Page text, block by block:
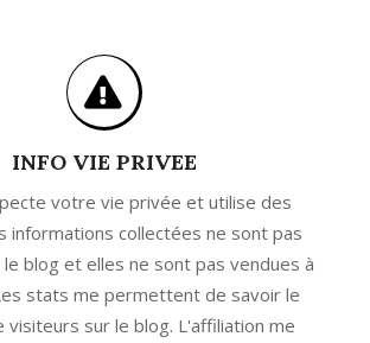
INFO VIE PRIVEE
votre vie privée et utilise des
informations collectées ne sont pas
blog et elles ne sont pas vendues à
stats me permettent de savoir le
visiteurs sur le blog. L'affiliation me